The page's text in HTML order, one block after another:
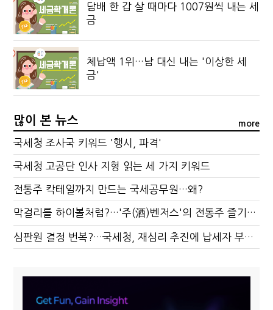
담배 한 갑 살 때마다 1007원씩 내는 세
금
체납액 1위…남 대신 내는 '이상한 세
금'
많이 본 뉴스 more
국세청 조사국 키워드 '행시, 파격'
국세청 고공단 인사 지형 읽는 세 가지 키워드
전통주 칵테일까지 만드는 국세공무원…왜?
막걸리를 하이볼처럼?…'주(酒)벤저스'의 전통주 즐기는 법
심판원 결정 번복?…국세청, 재심리 추진에 납세자 부담 우려